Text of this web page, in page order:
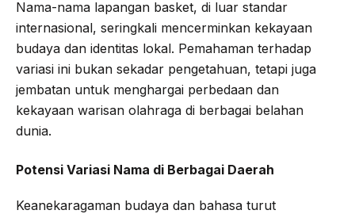
Nama-nama lapangan basket, di luar standar
internasional, seringkali mencerminkan kekayaan
budaya dan identitas lokal. Pemahaman terhadap
variasi ini bukan sekadar pengetahuan, tetapi juga
jembatan untuk menghargai perbedaan dan
kekayaan warisan olahraga di berbagai belahan
dunia.
Potensi Variasi Nama di Berbagai Daerah
Keanekaragaman budaya dan bahasa turut